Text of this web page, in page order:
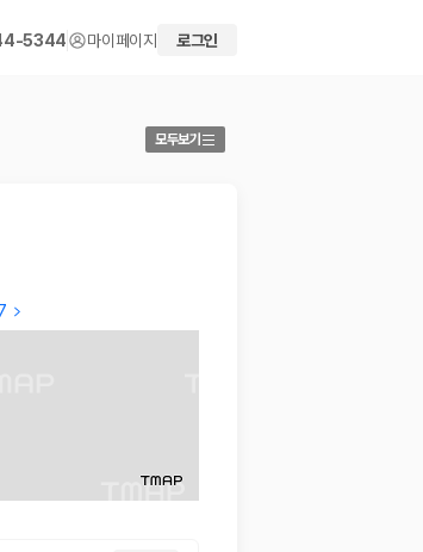
5344 마이페이지 로그인
모두보기
특유의 냄새는 있으나 깨끗한 침구관리가 좋아 약
점이 희석되어 졌습니다